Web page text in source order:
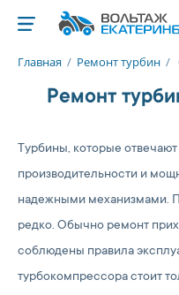
Главная / Ремонт турбин /
Ремонт
Турбины, которые
производительности и
надежными механизмами.
редко. Обычно ремонт
соблюдены правила
турбокомпрессора стоит